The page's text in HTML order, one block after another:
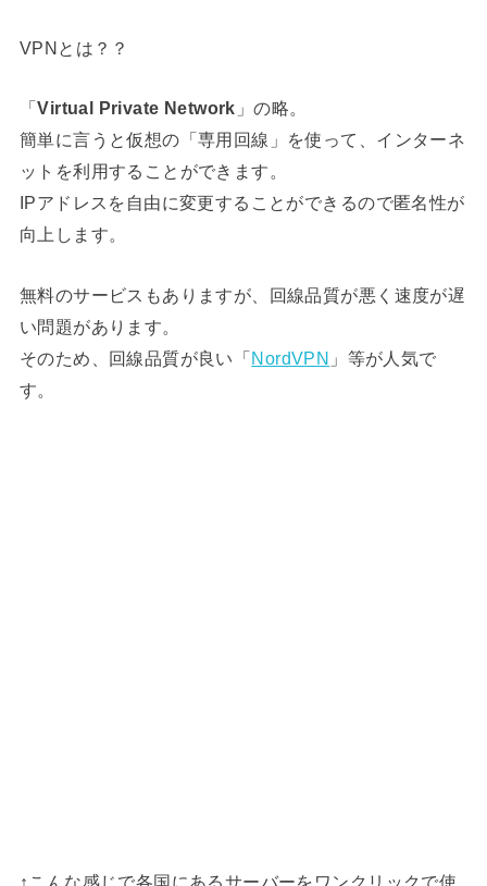
VPNとは？？
「Virtual Private Network 」の略。
簡単に言うと仮想の「専用回線」を使って、インターネ
ットを利用することができます。
IPアドレスを自由に変更することができるので匿名性が
向上します。
無料のサービスもありますが、回線品質が悪く速度が遅
い問題があります。
そのため、回線品質が良い「NordVPN 」等が人気で
す。
↑こんな感じで各国にあるサーバーをワンクリックで使